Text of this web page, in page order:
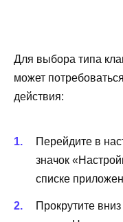
Для выбора типа
может
действия:
Перейдите в
значок
списке
Прокрутите